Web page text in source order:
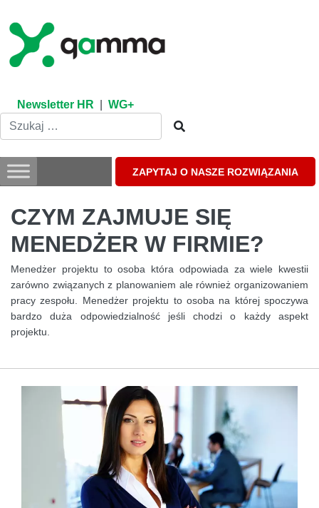
content
Newsletter HR WG+
ZAPYTAJ O NASZE ROZWIĄZANIA
CZYM ZAJMUJE SIĘ
MENEDŻER W FIRMIE?
Menedżer projektu to osoba która odpowiada za wiele kwestii
zarówno związanych z planowaniem ale również organizowaniem
pracy zespołu. Menedżer projektu to osoba na której spoczywa
bardzo duża odpowiedzialność jeśli chodzi o każdy aspekt
projektu.